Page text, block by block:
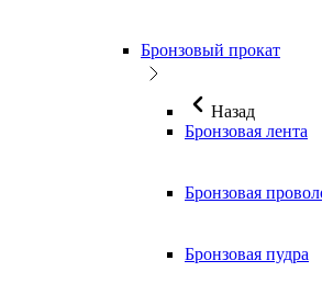
Бронзовый прокат
Назад
Бронзовая лента
Бронзовая
Бронзовая пудра